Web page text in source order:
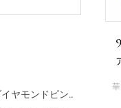
ハート型ダイヤモンドピンクカラーキュービックジルコニアロジウムスターリングシルバーリング